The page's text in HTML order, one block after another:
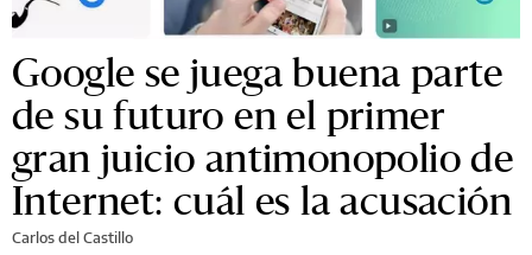
Google se juega buena parte
de su futuro en el primer
gran juicio antimonopolio de
Internet: cuál es la acusación
Carlos del Castillo